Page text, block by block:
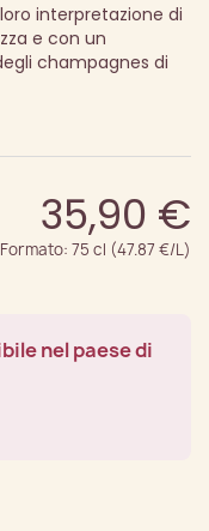
interpretazione di
e con un
champagnes di
35,90 €
Formato: 75 cl (47.87 €/L)
nel paese di